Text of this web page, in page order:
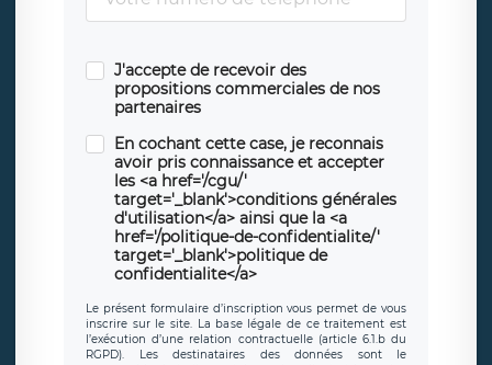
J'accepte de recevoir des
propositions commerciales de nos
partenaires
En cochant cette case, je reconnais
avoir pris connaissance et accepter
les <a href='/cgu/'
target='_blank'>conditions générales
d'utilisation</a> ainsi que la <a
href='/politique-de-confidentialite/'
target='_blank'>politique de
confidentialite</a>
Le présent formulaire d’inscription vous permet de vous
inscrire sur le site. La base légale de ce traitement est
l’exécution d’une relation contractuelle (article 6.1.b du
RGPD). Les destinataires des données sont le